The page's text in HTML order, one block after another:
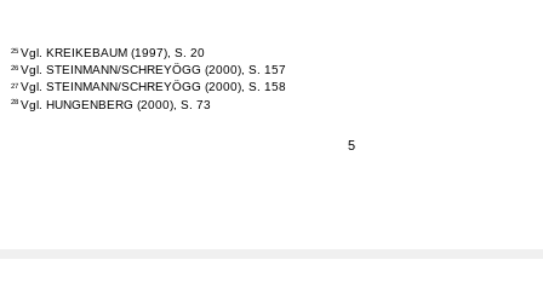
25 Vgl. KREIKEBAUM (1997), S. 20
26 Vgl. STEINMANN/SCHREYÖGG (2000), S. 157
27 Vgl. STEINMANN/SCHREYÖGG (2000), S. 158
28 Vgl. HUNGENBERG (2000), S. 73
5